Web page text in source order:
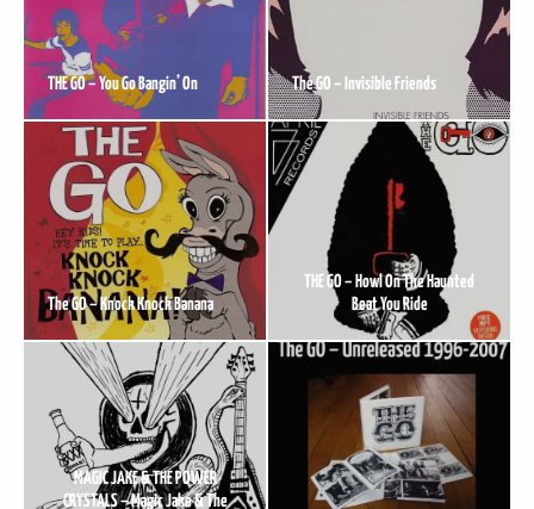
THE GO – You Go Bangin’ On The GO – Invisible Friends
The GO – Knock Knock Banana
THE GO – Howl On The Haunted
Beat You Ride
MAGIC JAKE & THE POWER
CRYSTALS – Magic Jake & The